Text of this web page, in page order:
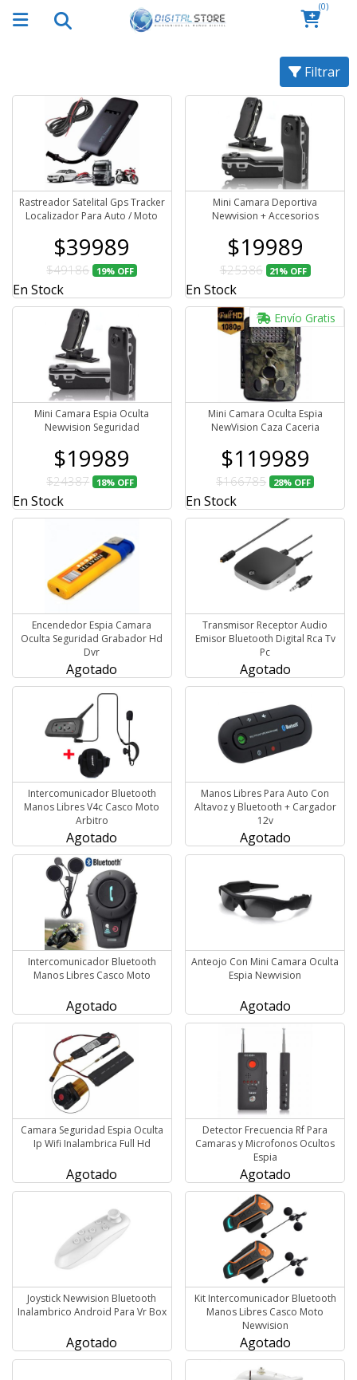
(0)
Filtrar
Rastreador Satelital Gps Tracker
Localizador Para Auto / Moto
$39989
$49186 19% OFF
En Stock
Mini Camara Deportiva
Newvision + Accesorios
$19989
$25386 21% OFF
En Stock
Mini Camara Espia Oculta
Newvision Seguridad
$19989
$24387 18% OFF
En Stock
Mini Camara Oculta Espia
NewVision Caza Caceria
Envío Gratis
$119989
$166785 28% OFF
En Stock
Encendedor Espia Camara
Oculta Seguridad Grabador Hd
Dvr
Agotado
Transmisor Receptor Audio
Emisor Bluetooth Digital Rca Tv
Pc
Agotado
Intercomunicador Bluetooth
Manos Libres V4c Casco Moto
Arbitro
Agotado
Manos Libres Para Auto Con
Altavoz y Bluetooth + Cargador
12v
Agotado
Intercomunicador Bluetooth
Manos Libres Casco Moto
Agotado
Anteojo Con Mini Camara Oculta
Espia Newvision
Agotado
Camara Seguridad Espia Oculta
Ip Wifi Inalambrica Full Hd
Agotado
Detector Frecuencia Rf Para
Camaras y Microfonos Ocultos
Espia
Agotado
Joystick Newvision Bluetooth
Inalambrico Android Para Vr Box
Agotado
Kit Intercomunicador Bluetooth
Manos Libres Casco Moto
Newvision
Agotado